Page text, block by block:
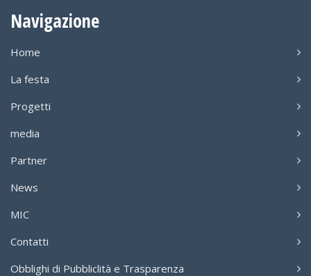
Navigazione
Home
La festa
Progetti
media
Partner
News
MIC
Contatti
Obblighi di Pubbliclità e Trasparenza